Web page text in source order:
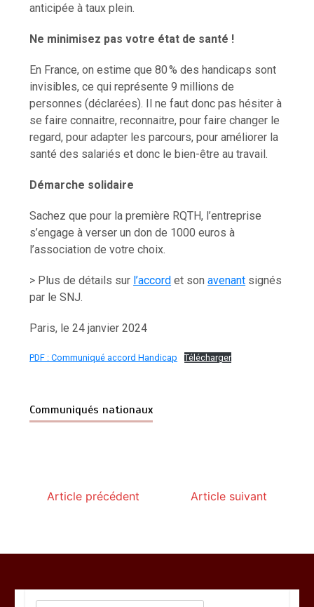
anticipée à taux plein.
Ne minimisez pas votre état de santé !
En France, on estime que 80 % des handicaps sont
invisibles, ce qui représente 9 millions de
personnes (déclarées). Il ne faut donc pas hésiter à
se faire connaitre, reconnaitre, pour faire changer le
regard, pour adapter les parcours, pour améliorer la
santé des salariés et donc le bien-être au travail.
Démarche solidaire
Sachez que pour la première RQTH, l’entreprise
s’engage à verser un don de 1000 euros à
l’association de votre choix.
> Plus de détails sur l’accord et sonavenant signés
par le SNJ.
Paris, le 24 janvier 2024
PDF : Communiqué accord Handicap Télécharger
Communiqués nationaux
Article précédent Article suivant